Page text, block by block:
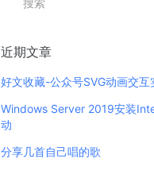
近期文章
好文收藏-公众号SVG动画交互
Windows Server 2019安装
动
分享几首自己唱的歌